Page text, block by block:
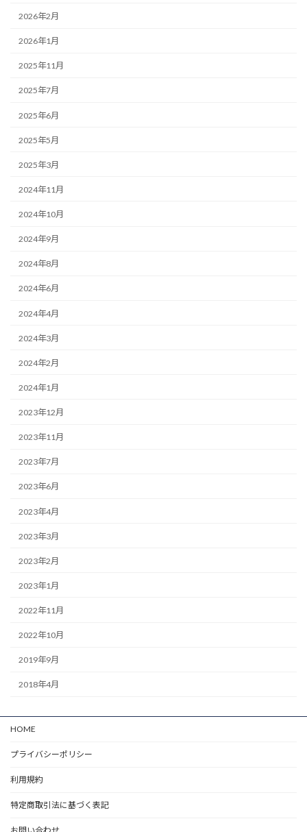
2026年2月
2026年1月
2025年11月
2025年7月
2025年6月
2025年5月
2025年3月
2024年11月
2024年10月
2024年9月
2024年8月
2024年6月
2024年4月
2024年3月
2024年2月
2024年1月
2023年12月
2023年11月
2023年7月
2023年6月
2023年4月
2023年3月
2023年2月
2023年1月
2022年11月
2022年10月
2019年9月
2018年4月
HOME
プライバシーポリシー
利用規約
特定商取引法に基づく表記